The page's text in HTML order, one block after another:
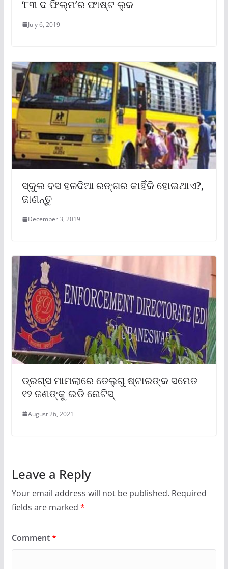
‘୮୩ ଦ ଫିଲ୍ମ’ର ଫାଷ୍ଟ ଲୁକ
July 6, 2019
ସ୍କୁଲ ବସ ହଳଦିଆ ରଙ୍ଗର କାହିଁକି ହୋଇଥାଏ?,
ଜାଣନ୍ତୁ
December 3, 2019
ଡ୍ରଗ୍ସ ମାମଲାରେ ତେଲୁଗୁ ଷ୍ଟାରଙ୍କ ସମେତ
୧୨ ଜଣଙ୍କୁ ଇଡି ନୋଟିସ୍
August 26, 2021
Leave a Reply
Your email address will not be published. Required
fields are marked *
Comment*